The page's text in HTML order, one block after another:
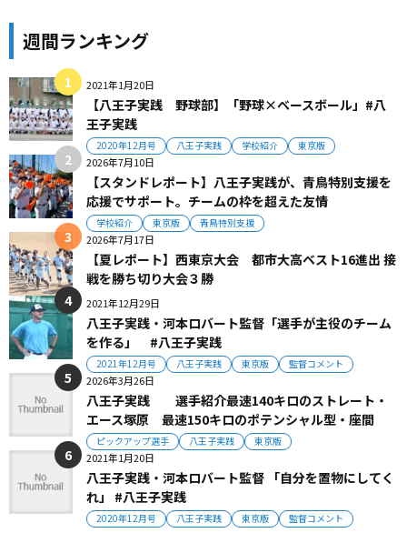
週間ランキング
2021年1月20日
【八王子実践 野球部】「野球×ベースボール」#八
王子実践
2020年12月号 八王子実践 学校紹介 東京版
2026年7月10日
【スタンドレポート】八王子実践が、青鳥特別支援を
応援でサポート。チームの枠を超えた友情
学校紹介 東京版 青鳥特別支援
2026年7月17日
【夏レポート】西東京大会 都市大高ベスト16進出 接
戦を勝ち切り大会３勝
2021年12月29日
八王子実践・河本ロバート監督「選手が主役のチーム
を作る」 #八王子実践
2021年12月号 八王子実践 東京版 監督コメント
2026年3月26日
八王子実践 選手紹介最速140キロのストレート・
エース塚原 最速150キロのポテンシャル型・座間
ピックアップ選手 八王子実践 東京版
2021年1月20日
八王子実践・河本ロバート監督 「自分を置物にしてく
れ」 #八王子実践
2020年12月号 八王子実践 東京版 監督コメント